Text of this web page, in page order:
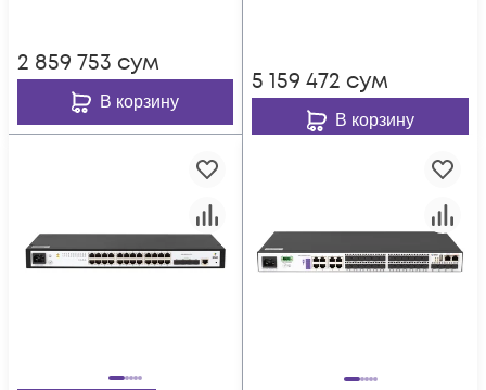
2 859 753 сум
В корзину
5 159 472 сум
В корзину